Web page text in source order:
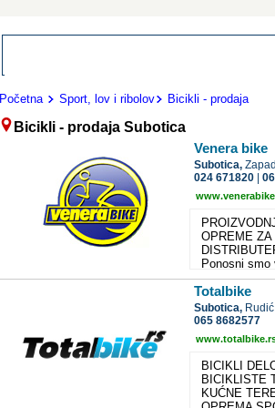
Početna Sport, lov i ribolov Bicikli - prodaja
Bicikli - prodaja Subotica
Venera bike
Subotica,
024 671820 |
OPREME ZA
Ponosni
i
dizajniramo.
koji su svoje
najpoznatijoj
Imamo
teritoriji
se možete
rezervnim
našeg bicikla
CST
Totalbike
Subotica,
065 8682577
BICIKLI
BICIKLISTE
KUĆNE